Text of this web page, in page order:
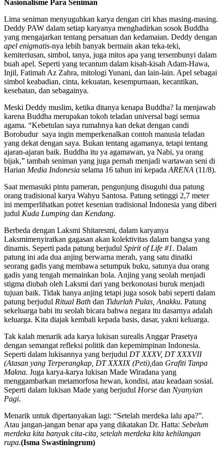
Nasionalisme Para Seniman
Lima seniman menyuguhkan karya dengan ciri khas masing-masing.
Deddy PAW dalam setiap karyanya menghadirkan sosok Buddha
yang mengajarkan tentang persatuan dan kedamaian. Deddy dengan
apel enigmatis-nya lebih banyak bermain akan teka-teki,
kemiteriusan, simbol, tanya, juga mitos apa yang tersembunyi dalam
buah apel. Seperti yang tecantum dalam kisah-kisah Adam-Hawa,
Injil, Fatimah Az Zahra, mitologi Yunani, dan lain-lain. Apel sebagai
simbol keabadian, cinta, kekuatan, kesempurnaan, kecantikan,
kesehatan, dan sebagainya.
Meski Deddy muslim, ketika ditanya kenapa Buddha? Ia menjawab
karena Buddha merupakan tokoh teladan universal bagi semua
agama. “Kebetulan saya rumahnya kan dekat dengan candi
Borobudur saya ingin memperkenalkan contoh manusia teladan
yang dekat dengan saya. Bukan tentang agamanya, tetapi tentang
ajaran-ajaran baik. Buddha itu ya agamawan, ya Nabi, ya orang
bijak,” tambah seniman yang juga pernah menjadi wartawan seni di
Harian Media Indonesia selama 16 tahun ini kepada ARENA (11/8).
Saat memasuki pintu pameran, pengunjung disuguhi dua patung
orang tradisional karya Wahyu Santosa. Patung setinggi 2,7 meter
ini memperlihatkan potret kesenian tradisional Indonesia yang diberi
judul Kuda Lumping dan Kendang.
Berbeda dengan Laksmi Shitaresmi, dalam karyanya
Laksmimenyiratkan gagasan akan kolektivitas dalam bangsa yang
dinamis. Seperti pada patung berjudul Spirit of Life #1. Dalam
patung ini ada dua anjing berwarna merah, yang satu dinaiki
seorang gadis yang membawa setumpuk buku, satunya dua orang
gadis yang tengah memainkan bola. Anjing yang seolah menjadi
stigma diubah oleh Laksmi dari yang berkonotasi buruk menjadi
tujuan baik. Tidak hanya anjing tetapi juga sosok babi seperti dalam
patung berjudul Ritual Bath dan Tidurlah Pulas, Anakku. Patung
sekeluarga babi itu seolah bicara bahwa negara itu dasarnya adalah
keluarga. Kita diajak kembali kepada basis, dasar, yakni keluarga.
Tak kalah menarik ada karya lukisan surealis Anggar Prasetya
dengan semangat refleksi politik dan kepemimpinan Indonesia.
Seperti dalam lukisannya yang berjudul DT XXXV, DT XXXVII
(Atasan yang Terperangkap, DT XXXIX (Peti), dan Grafiti Tanpa
Makna. Juga karya-karya lukisan Made Wiradana yang
menggambarkan metamorfosa hewan, kondisi, atau keadaan sosial.
Seperti dalam lukisan Made yang berjudul Horse dan Nyanyian
Pagi.
Menarik untuk dipertanyakan lagi: “Setelah merdeka lalu apa?”.
Atau jangan-jangan benar apa yang dikatakan Dr. Hatta: Sebelum
merdeka kita banyak cita-cita, setelah merdeka kita kehilangan
rupa.(Isma Swastiningrum)